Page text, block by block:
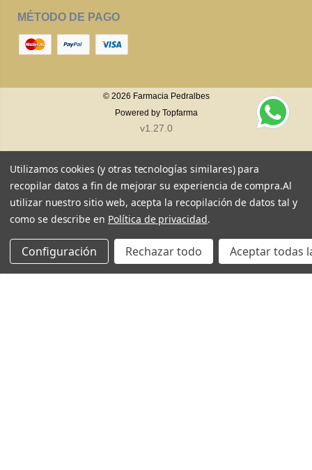
MÉTODO DE PAGO
© 2026 Farmacia Pedralbes
Powered by Topfarma
v1.27.0
Utilizamos cookies (y otras tecnologías similares) para
recopilar datos a fin de mejorar su experiencia de compra.Al
utilizar nuestro sitio web, acepta la recopilación de datos tal y
como se describe en Política de privacidad.
Configuración Rechazar todo Aceptar todas